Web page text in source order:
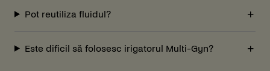
Pot reutiliza fluidul?
Este dificil să folosesc irigatorul Multi-Gyn?